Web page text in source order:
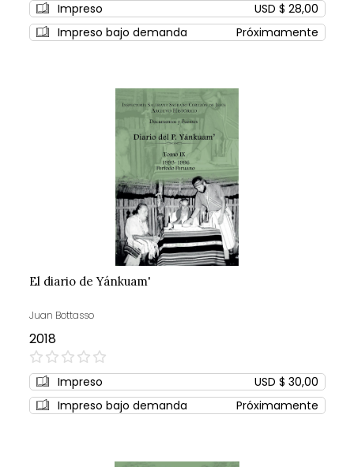
Impreso
USD $ 28,00
Impreso bajo demanda
Próximamente
El diario de Yánkuam'
Juan Bottasso
2018
0%
Impreso
USD $ 30,00
Impreso bajo demanda
Próximamente